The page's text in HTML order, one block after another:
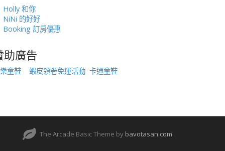
Holly 和你
NiNi 的好好
Booking 訂房優惠
助廣告
童鞋 蝦皮領卷免運活動 卡通童鞋
The Arcade Basic Theme by bavotasan.com.